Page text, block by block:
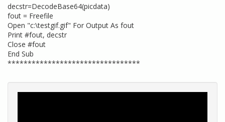
decstr=DecodeBase64(picdata)
fout = Freefile
Open "c:\testgif.gif" For Output As fout
Print #fout, decstr
Close #fout
End Sub
*********************************